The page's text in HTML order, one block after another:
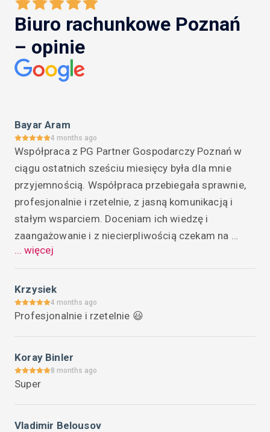
Biuro rachunkowe Poznań
– opinie
Bayar Aram
4 months ago
Współpraca z PG Partner Gospodarczy Poznań w
ciągu ostatnich sześciu miesięcy była dla mnie
przyjemnością. Współpraca przebiegała sprawnie,
profesjonalnie i rzetelnie, z jasną komunikacją i
stałym wsparciem. Doceniam ich wiedzę i
zaangażowanie i z niecierpliwością czekam na
kontynuację naszej owocnej współpracy.
... więcej
Krzysiek
4 months ago
Profesjonalnie i rzetelnie 😃
Koray Binler
8 months ago
Super
Vladimir Belousov